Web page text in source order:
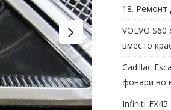
18.
VOLVO
вместо
Cadillac
фонари во
Infiniti-